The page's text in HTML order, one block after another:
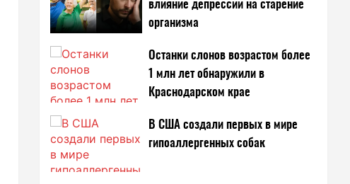
влияние депрессии на старение
организма
Останки слонов возрастом более
1 млн лет обнаружили в
Краснодарском крае
В США создали первых в мире
гипоаллергенных собак